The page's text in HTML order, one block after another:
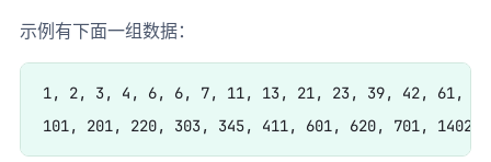
示例有下面一组数据：
1, 2, 3, 4, 6, 6, 7, 11, 13, 21, 23, 39, 42, 61,